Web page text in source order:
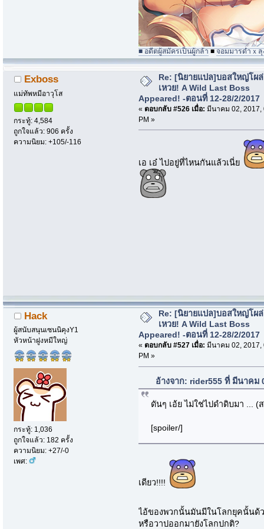
■ อดีตผู้สมัครเป็นผู้กล้า■จอมมารดำｘ
Exboss
แม่ทัพหมีอาวุโส
กระทู้: 4,584
ถูกใจแล้ว: 906 ครั้ง
ความนิยม: +105/-116
Re: [นิยายแปล]บอสใหญ่โผ
เหวย! A Wild Last Boss
Appeared! -ตอนที่ 12-28/2/2017
« ตอบกลับ #526 เมื่อ: มีนาคม 02, 2017,
PM »
เอ เอ๋ ไปอยู่ที่ไหนกันแล้วเนี่ย
Hack
ผู้สนับสนุนเซนนิคุงY1
หัวหน้าฝูงหมีใหญ่
กระทู้: 1,036
ถูกใจแล้ว: 182 ครั้ง
ความนิยม: +27/-0
เพศ:
Re: [นิยายแปล]บอสใหญ่โผ
เหวย! A Wild Last Boss
Appeared! -ตอนที่ 12-28/2/2017
« ตอบกลับ #527 เมื่อ: มีนาคม 02, 2017,
PM »
อ้างจาก: rider555 ที่ มีนาคม
ดันๆ เอ้ย ไม่ใช่ไปดำดิบมา ... (
[spoiler/]
เดียว!!!!
ไอ้ของพวกนั้นมันมีในโลกยุคนั้นด้
หรือวาปออกมายังโลกปกติ?